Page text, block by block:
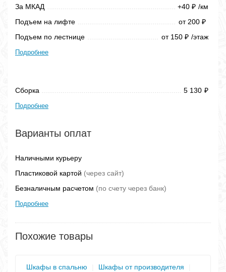
За МКАД +40 ₽ /км
Подъем на лифте
от 200 ₽
Подъем по лестнице от 150 ₽ /этаж
Подробнее
Сборка 5 130 ₽
Подробнее
Варианты оплат
Наличными курьеру
Пластиковой картой (через сайт)
Безналичным расчетом (по счету через банк)
Подробнее
Похожие товары
Шкафы в спальню Шкафы от производителя